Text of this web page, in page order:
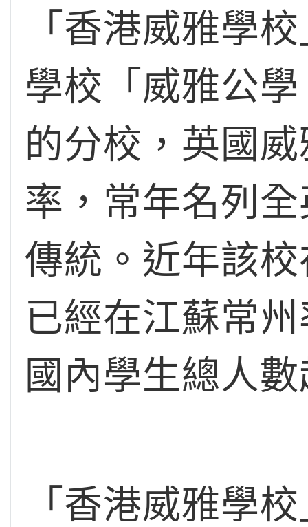
「香港威雅學
學校「威雅公
的分校，英國
率，常年名列
傳統。近年該
已經在江蘇常
國內學生總人
「香港威雅學